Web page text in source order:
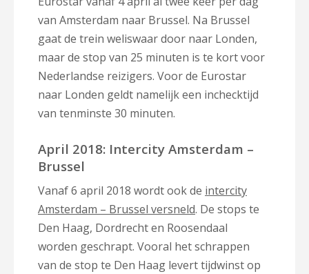
van Amsterdam naar Brussel. Na Brussel
gaat de trein weliswaar door naar Londen,
maar de stop van 25 minuten is te kort voor
Nederlandse reizigers. Voor de Eurostar
naar Londen geldt namelijk een inchecktijd
van tenminste 30 minuten.
April 2018: Intercity Amsterdam –
Brussel
Vanaf 6 april 2018 wordt ook de intercity
Amsterdam – Brussel versneld. De stops te
Den Haag, Dordrecht en Roosendaal
worden geschrapt. Vooral het schrappen
van de stop te Den Haag levert tijdwinst op